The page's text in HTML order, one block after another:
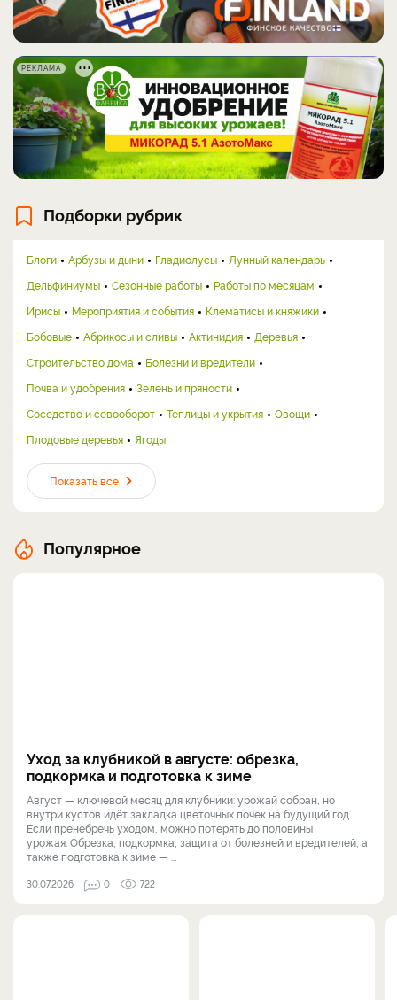
РЕКЛАМА
Подборки рубрик
Блоги Арбузы и дыни Гладиолусы
Лунный календарь
Дельфиниумы
Сезонные работы
Работы по месяцам
Ирисы
Мероприятия и события
Клематисы и княжики
Бобовые
Абрикосы и сливы Актинидия
Деревья
Строительство дома
Болезни и вредители
Почва и удобрения
Зелень и пряности
Соседство и севооборот
Теплицы и укрытия
Овощи
Плодовые деревья
Ягоды
Показать все
Популярное
Уход за клубникой в августе: обрезка,
подкормка и подготовка к зиме
Август — ключевой месяц для клубники: урожай собран, но
внутри кустов идёт закладка цветочных почек на будущий год.
Если пренебречь уходом, можно потерять до половины
урожая. Обрезка, подкормка, защита от болезней и вредителей, а
также подготовка к зиме — ...
30.07.2026 0 722